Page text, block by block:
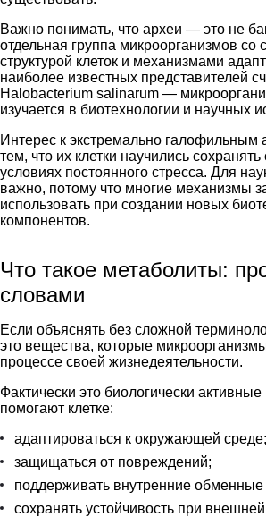
Важно понимать, что археи — это не
отдельная группа микроорганизмов со
структурой клеток и механизмами
наиболее известных представителей
Halobacterium salinarum —
изучается в биотехнологии и научных
Интерес к экстремально галофильным
тем, что их клетки научились сохранять
условиях постоянного стресса. Для
важно, потому что многие механизмы
использовать при создании новых
компонентов.
Что такое метаболиты:
словами
Если объяснять без сложной
это вещества, которые
процессе своей жизнедеятельности.
Фактически это биологически
помогают клетке:
адаптироваться к окружающей среде;
защищаться от повреждений;
поддерживать внутренние
сохранять устойчивость при внешней